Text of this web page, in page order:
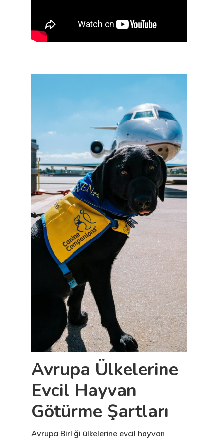
Avrupa Ülkelerine
Evcil Hayvan
Götürme Şartları
Avrupa Birliği ülkelerine evcil hayvan